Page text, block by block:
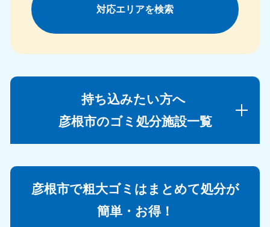
対応エリアを検索
持ち込みたい方へ
彦根市のゴミ処分施設一覧
彦根市で粗大ゴミはまとめて処分が
簡単・お得！